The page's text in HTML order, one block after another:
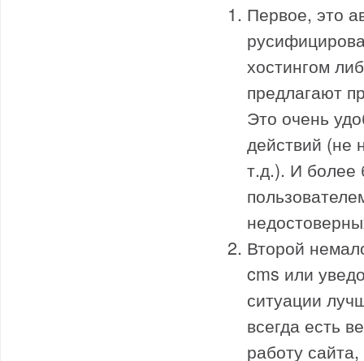
Первое, это
хостингом
предлагают
Это очень
действий (не
т.д.). И более
Второй
cms или
ситуации
всегда есть
работу